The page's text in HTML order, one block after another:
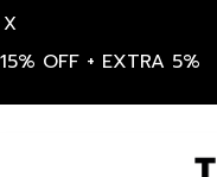
X
15% OFF + EXTRA 5%